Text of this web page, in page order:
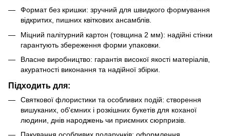
Формат без кришки: зручний для швидкого формування
відкритих, пишних квіткових ансамблів.
Міцний палітурний картон (товщина 2 мм): надійні стінки
гарантують збереження форми упаковки.
Власне виробництво: гарантія високої якості матеріалів,
акуратності виконання та надійної збірки.
Підходить для:
Святкової флористики та особливих подій: створення
вишуканих, об'ємних і розкішних букетів для коханої
людини, днів народжень чи приємних сюрпризів.